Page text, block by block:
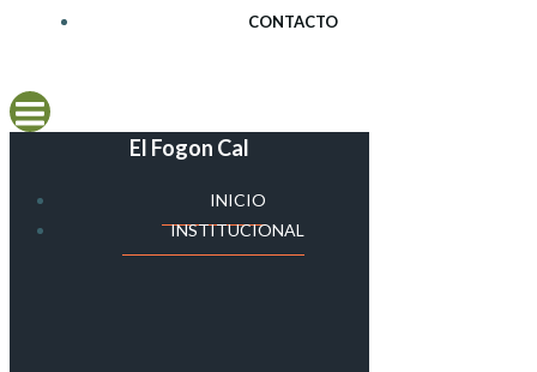
CONTACTO
El Fogon Cal
INICIO
INSTITUCIONAL